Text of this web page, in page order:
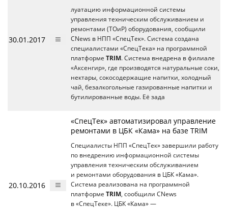
30.01.2017
луатацию информационной системы
управления техническим обслуживанием и
ремонтами (ТОиР) оборудования, сообщили
CNews в НПП «СпецТек». Система создана
специалистами «СпецТека» на программной
платформе TRIM. Система внедрена в филиале
«Аксенгир», где производятся натуральные соки,
нектары, сокосодержащие напитки, холодный
чай, безалкогольные газированные напитки и
бутилированные воды. Её зада
20.10.2016
«СпецТек» автоматизировал управление
ремонтами в ЦБК «Кама» на базе TRIM
Специалисты НПП «СпецТек» завершили работу
по внедрению информационной системы
управления техническим обслуживанием
и ремонтами оборудования в ЦБК «Кама».
Система реализована на программной
платформе TRIM, сообщили CNews
в «СпецТеке». ЦБК «Кама» —